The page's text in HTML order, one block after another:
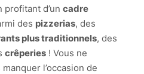
profitant d’un cadre
des pizzerias, des
plus traditionnels, des
crêperies ! Vous ne
l’occasion de